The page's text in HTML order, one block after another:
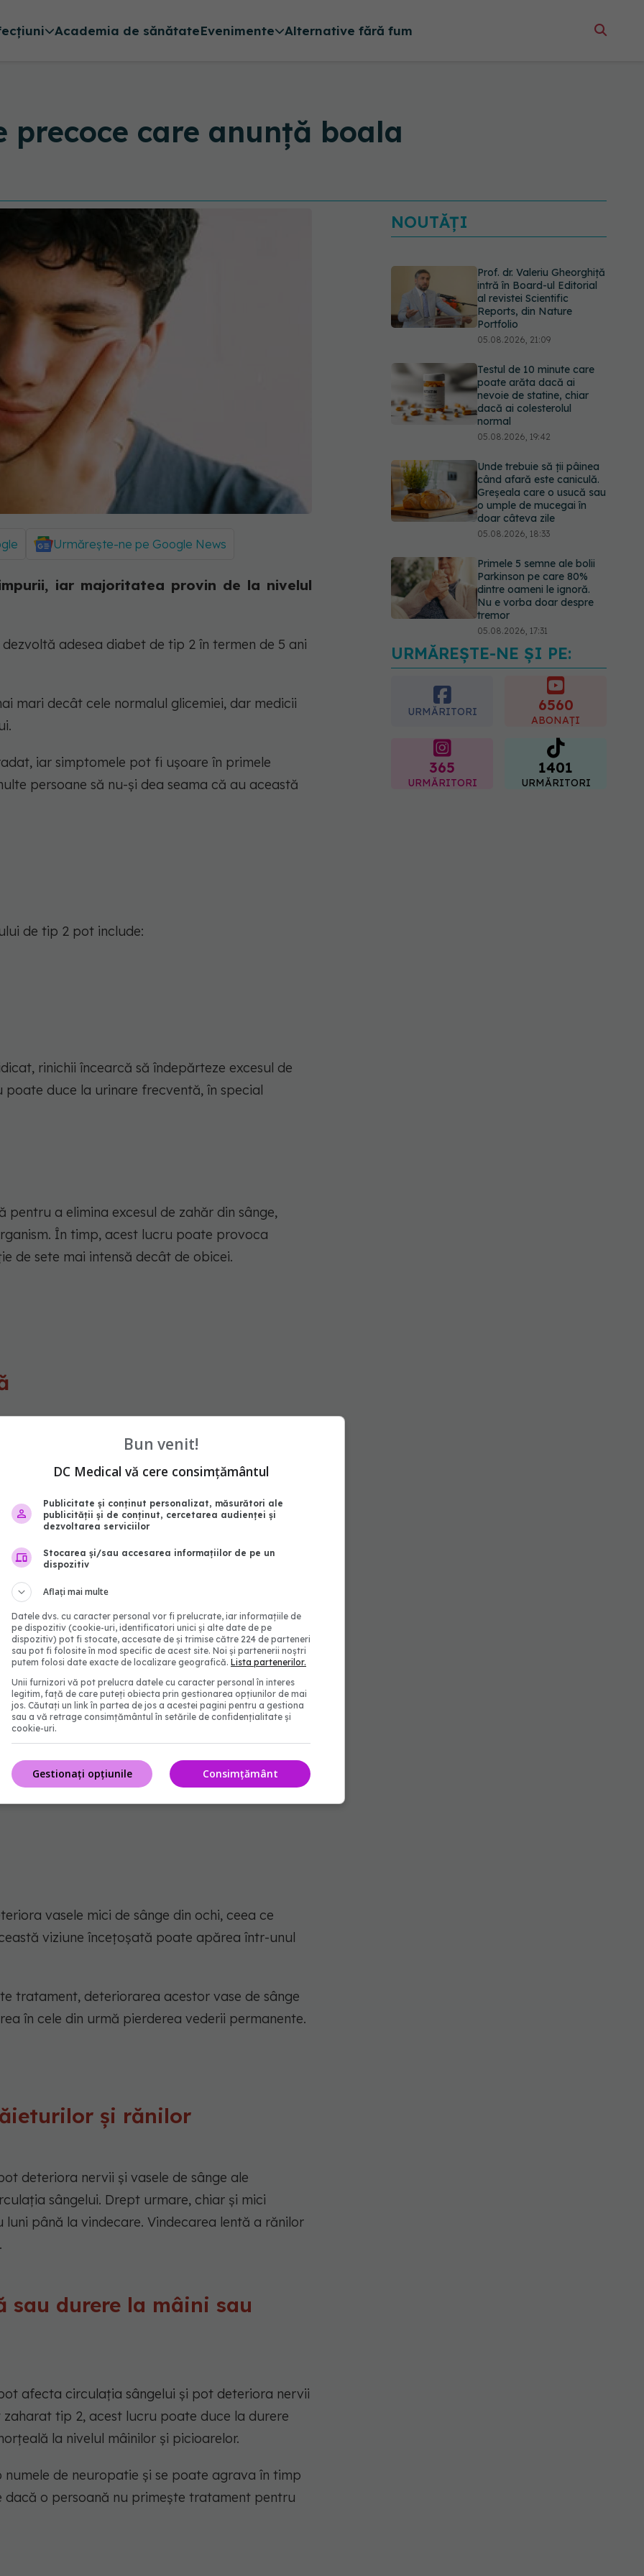
Academia de sănătateEvenimente Alternative fără fum
precoce care anunță boala
Urmărește-ne pe Google News
iar majoritatea provin de la nivelul
adesea diabet de tip 2 în termen de 5 ani
mari decât cele normalul glicemiei, dar medicii
iar simptomele pot fi ușoare în primele
persoane să nu-și dea seama că au această
de tip 2 pot include:
rinichii încearcă să îndepărteze excesul de
duce la urinare frecventă, în special
pentru a elimina excesul de zahăr din sânge,
În timp, acest lucru poate provoca
de sete mai intensă decât de obicei.
energie din alimentele pe care le
într-un simplu zahăr numit glucoză, pe care
La persoanele cu diabet zaharat, nu se
din fluxul sanguin în celulele corpului.
tot timpul foame, indiferent de cât de recent au
asupra nivelului de energie al unei persoane
obosită. Această oboseală apare ca urmare
din fluxul sanguin în celulele corpului.
vasele mici de sânge din ochi, ceea ce
viziune încețoșată poate apărea într-unul
tratament, deteriorarea acestor vase de sânge
în cele din urmă pierderea vederii permanente.
și rănilor
deteriora nervii și vasele de sânge ale
sângelui. Drept urmare, chiar și mici
până la vindecare. Vindecarea lentă a rănilor
sau durere la mâini sau
afecta circulația sângelui și pot deteriora nervii
tip 2, acest lucru poate duce la durere
la nivelul mâinilor și picioarelor.
de neuropatie și se poate agrava în timp
o persoană nu primește tratament pentru
NOUTĂȚI
Prof. dr. Valeriu Gheorghiță
intră în Board-ul Editorial
al revistei Scientific
Reports, din Nature
Portfolio
05.08.2026, 21:09
Testul de 10 minute care
poate arăta dacă ai
nevoie de statine, chiar
dacă ai colesterolul
normal
05.08.2026, 19:42
Unde trebuie să ții pâinea
când afară este caniculă.
Greșeala care o usucă sau
o umple de mucegai în
doar câteva zile
05.08.2026, 18:33
Primele 5 semne ale bolii
Parkinson pe care 80%
dintre oameni le ignoră.
Nu e vorba doar despre
tremor
05.08.2026, 17:31
Gabriela Cristea, manifest
pentru respect și
acceptare: Corpul
fiecăruia spune o poveste
05.08.2026, 21:23
URMĂREȘTE-NE ȘI PE:
URMĂRITORI 6560
ABONAȚI
365
URMĂRITORI
1401
URMĂRITORI
Bun venit!
DC Medical vă cere consimțământul
Publicitate și conținut personalizat, măsurători ale
publicității și de conținut, cercetarea audienței și
dezvoltarea serviciilor
Stocarea și/sau accesarea informațiilor de pe un
dispozitiv
Aflați mai multe
Datele dvs. cu caracter personal vor fi prelucrate, iar informațiile de
pe dispozitiv (cookie-uri, identificatori unici și alte date de pe
dispozitiv) pot fi stocate, accesate de și trimise către 224 de parteneri
sau pot fi folosite în mod specific de acest site. Noi și partenerii noștri
putem folosi date exacte de localizare geografică. Lista partenerilor.
Unii furnizori vă pot prelucra datele cu caracter personal în interes
legitim, față de care puteți obiecta prin gestionarea opțiunilor de mai
jos. Căutați un link în partea de jos a acestei pagini pentru a gestiona
sau a vă retrage consimțământul în setările de confidențialitate și
cookie-uri.
Consimțământ
Gestionați opțiunile